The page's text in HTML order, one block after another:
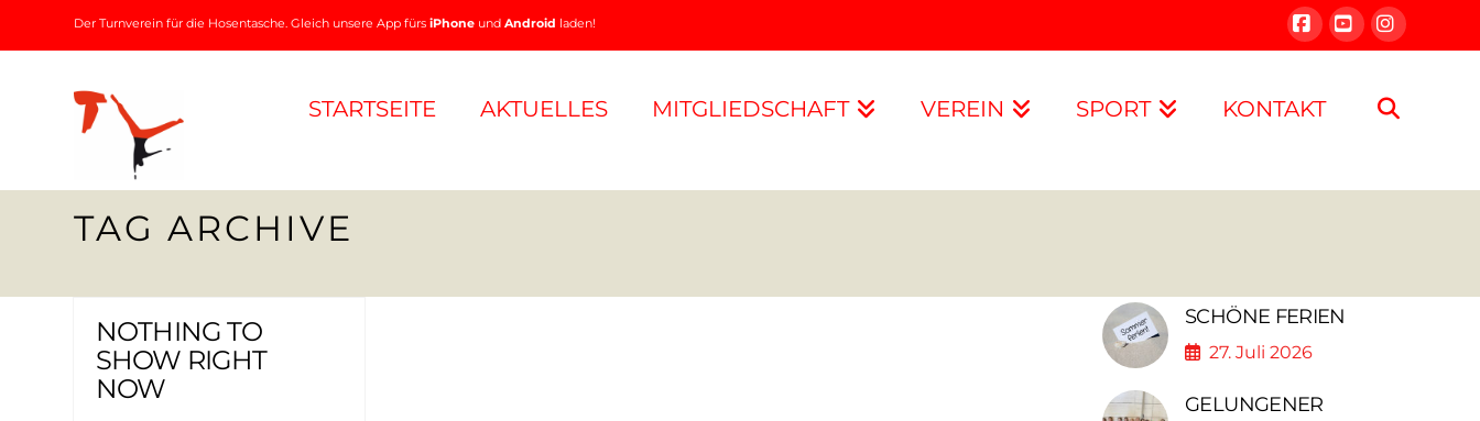
Der Turnverein für die Hosentasche. Gleich unsere App fürsiPhone undAndroid laden!
Facebook
YouTube
STARTSEITE AKTUELLES MITGLIEDSCHAFT VEREIN SPORT KONTAKT
TAG ARCHIVE
NOTHING TO
SHOW RIGHT
NOW
SCHÖNE FERIEN
27. Juli 2026
GELUNGENER